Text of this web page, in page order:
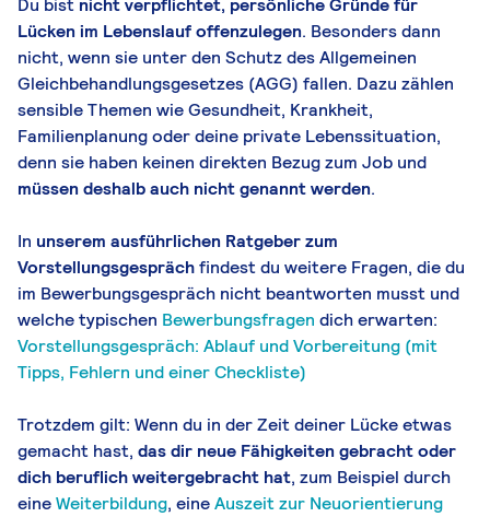
Du bist nicht verpflichtet, persönliche Gründe für
Lücken im Lebenslauf offenzulegen. Besonders dann
nicht, wenn sie unter den Schutz des Allgemeinen
Gleichbehandlungsgesetzes (AGG) fallen. Dazu zählen
sensible Themen wie Gesundheit, Krankheit,
Familienplanung oder deine private Lebenssituation,
denn sie haben keinen direkten Bezug zum Job und
müssen deshalb auch nicht genannt werden.
In unserem ausführlichen Ratgeber zum
Vorstellungsgesprächfindest du weitere Fragen, die du
im Bewerbungsgespräch nicht beantworten musst und
welche typischen Bewerbungsfragen dich erwarten:
Vorstellungsgespräch: Ablauf und Vorbereitung (mit
Tipps, Fehlern und einer Checkliste)
Trotzdem gilt: Wenn du in der Zeit deiner Lücke etwas
gemacht hast, das dir neue Fähigkeiten gebracht oder
dich beruflich weitergebracht hat, zum Beispiel durch
eineWeiterbildung, eineAuszeit zur Neuorientierung